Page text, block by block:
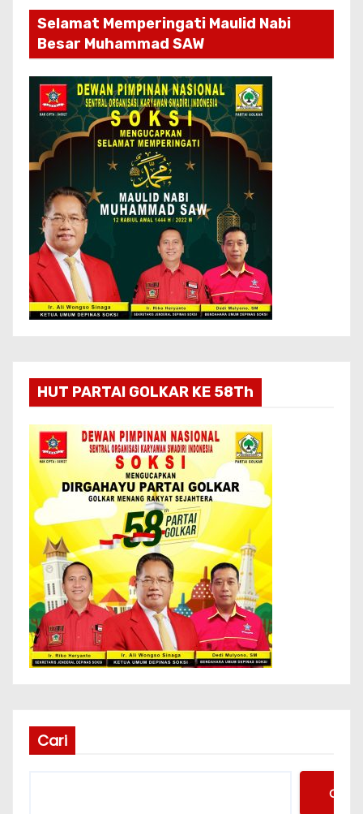
Selamat Memperingati Maulid Nabi
Besar Muhammad SAW
HUT PARTAI GOLKAR KE 58Th
Cari
Cari